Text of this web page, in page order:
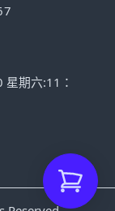
期六:11：